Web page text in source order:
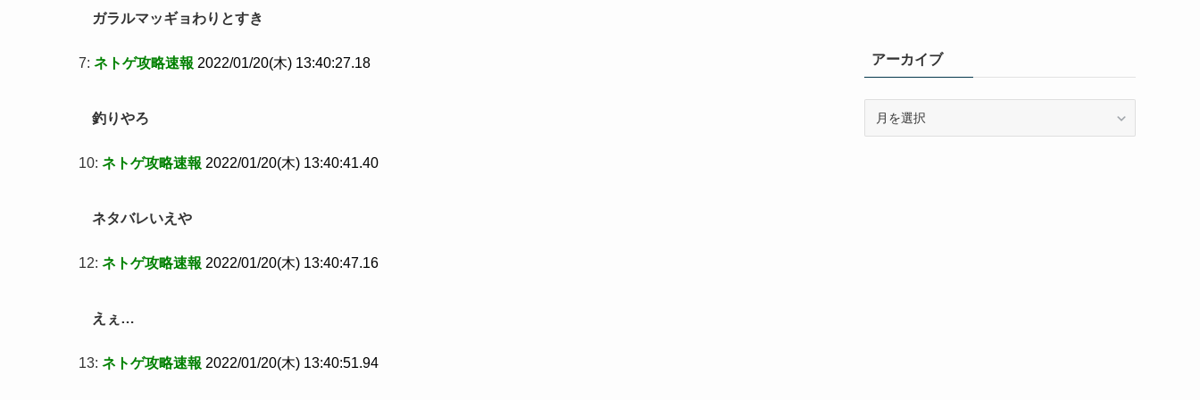
ガラルマッギョわりとすき
7: ネトゲ攻略速報 2022/01/20(木) 13:40:27.18
釣りやろ
10: ネトゲ攻略速報 2022/01/20(木) 13:40:41.40
ネタバレいえや
12: ネトゲ攻略速報 2022/01/20(木) 13:40:47.16
えぇ…
13: ネトゲ攻略速報 2022/01/20(木) 13:40:51.94
アーカイブ